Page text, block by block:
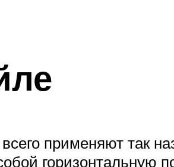
применяют так
горизонтальную